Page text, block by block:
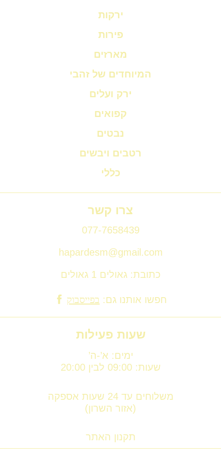
ירקות
פירות
מארזים
המיוחדים של זהבי
ירק ועלים
קפואים
נבטים
רטבים ויבשים
כללי
צרו קשר
077-7658439
hapardesm@gmail.com
כתובת: גאולים 1 גאולים
חפשו אותנו גם: בפייסבוק
שעות פעילות
ימים: א’-ה’
שעות: 09:00 לבין 20:00
משלוחים עד 24 שעות אספקה
(אזור השרון)
תקנון האתר